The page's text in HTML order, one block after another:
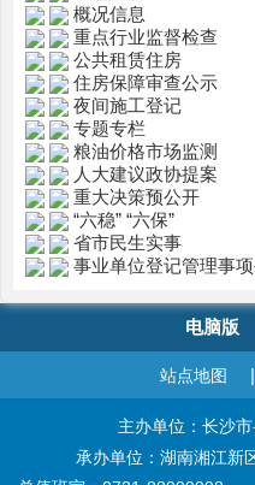
概况信息
重点行业监督检查
公共租赁住房
住房保障审查公示
夜间施工登记
专题专栏
粮油价格市场监测
人大建议政协提案
重大决策预公开
“六稳” “六保”
省市民生实事
事业单位登记管理事
电脑版
站点地图 |
主办单位：长沙
承办单位：湖南湘江新